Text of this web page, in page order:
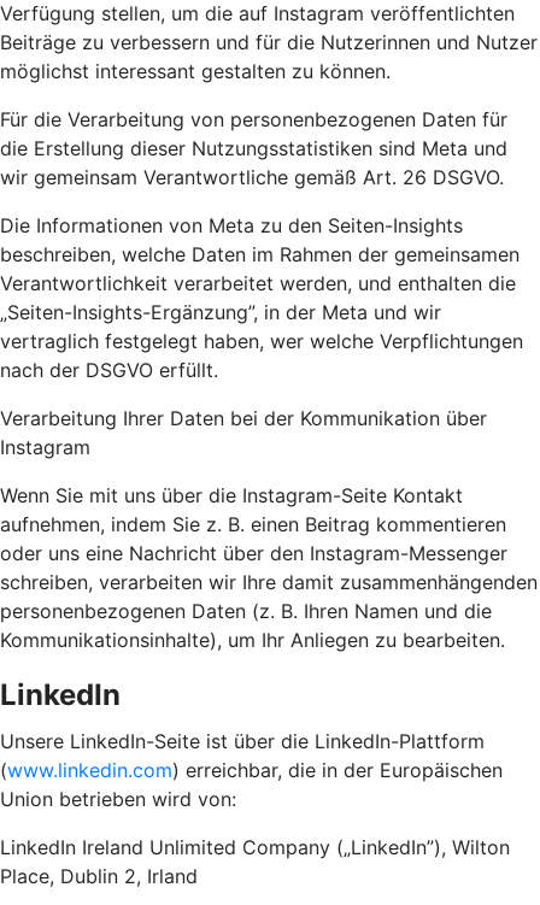
Verfügung stellen, um die auf Instagram veröffentlichten
Beiträge zu verbessern und für die Nutzerinnen und Nutzer
möglichst interessant gestalten zu können.
Für die Verarbeitung von personenbezogenen Daten für
die Erstellung dieser Nutzungsstatistiken sind Meta und
wir gemeinsam Verantwortliche gemäß Art. 26 DSGVO.
Die Informationen von Meta zu den Seiten-Insights
beschreiben, welche Daten im Rahmen der gemeinsamen
Verantwortlichkeit verarbeitet werden, und enthalten die
„Seiten-Insights-Ergänzung”, in der Meta und wir
vertraglich festgelegt haben, wer welche Verpflichtungen
nach der DSGVO erfüllt.
Verarbeitung Ihrer Daten bei der Kommunikation über
Instagram
Wenn Sie mit uns über die Instagram-Seite Kontakt
aufnehmen, indem Sie z. B. einen Beitrag kommentieren
oder uns eine Nachricht über den Instagram-Messenger
schreiben, verarbeiten wir Ihre damit zusammenhängenden
personenbezogenen Daten (z. B. Ihren Namen und die
Kommunikationsinhalte), um Ihr Anliegen zu bearbeiten.
LinkedIn
Unsere LinkedIn-Seite ist über die LinkedIn-Plattform
(www.linkedin.com) erreichbar, die in der Europäischen
Union betrieben wird von:
LinkedIn Ireland Unlimited Company („LinkedIn”), Wilton
Place, Dublin 2, Irland